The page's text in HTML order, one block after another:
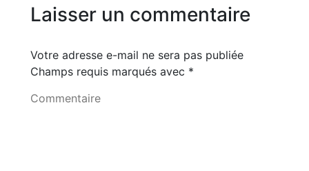
Laisser un commentaire
Votre adresse e-mail ne sera pas publiée
Champs requis marqués avec *
Commentaire